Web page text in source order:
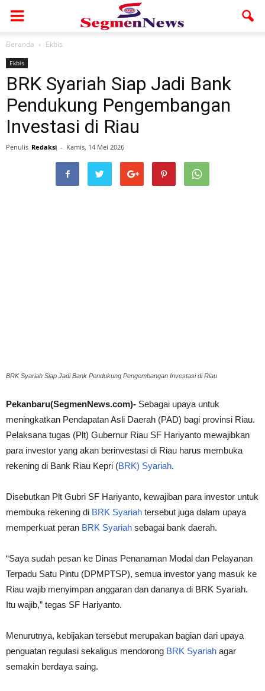
Beranda Ekbis
Ekbis
BRK Syariah Siap Jadi Bank
Pendukung Pengembangan
Investasi di Riau
Penulis Redaksi - Kamis, 14 Mei 2026
BRK Syariah Siap Jadi Bank Pendukung Pengembangan Investasi di Riau
Pekanbaru(SegmenNews.com)- Sebagai upaya untuk
meningkatkan Pendapatan Asli Daerah (PAD) bagi provinsi Riau.
Pelaksana tugas (Plt) Gubernur Riau SF Hariyanto mewajibkan
para investor yang akan berinvestasi di Riau harus membuka
rekening di Bank Riau Kepri (BRK) Syariah.
Disebutkan Plt Gubri SF Hariyanto, kewajiban para investor untuk
membuka rekening di BRK Syariah tersebut juga dalam upaya
memperkuat peran BRK Syariah sebagai bank daerah.
“Saya sudah pesan ke Dinas Penanaman Modal dan Pelayanan
Terpadu Satu Pintu (DPMPTSP), semua investor yang masuk ke
Riau wajib menyimpan anggaran dan dananya di BRK Syariah.
Itu wajib,” tegas SF Hariyanto.
Menurutnya, kebijakan tersebut merupakan bagian dari upaya
penguatan regulasi sekaligus mendorong BRK Syariah agar
semakin berdaya saing.